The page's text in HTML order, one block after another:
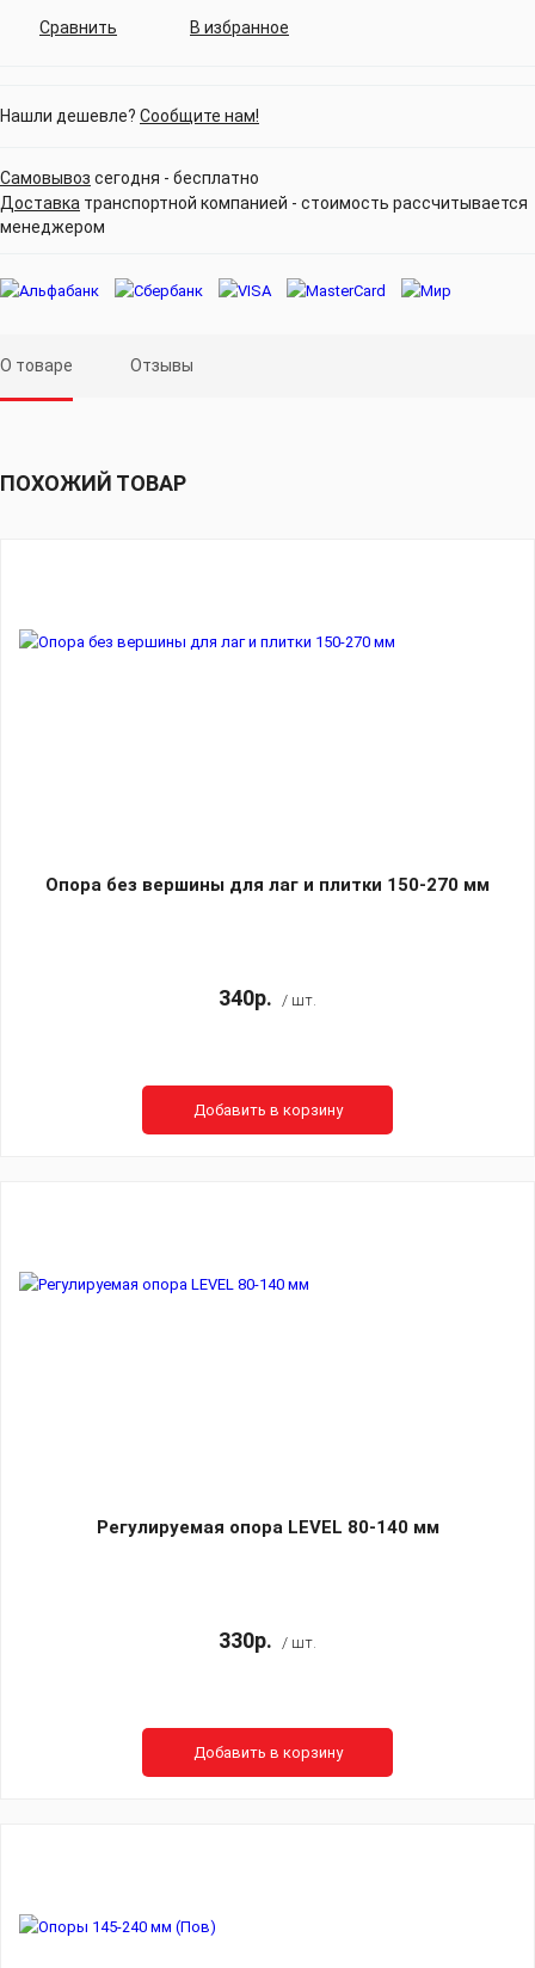
Сравнить В избранное
Нашли дешевле? Сообщите нам!
Самовывоз сегодня - бесплатно
Доставка транспортной компанией - стоимость рассчитывается
менеджером
О товаре Отзывы
ПОХОЖИЙ ТОВАР
Опора без вершины для лаг и плитки 150-270 мм
340р. / шт.
Добавить в корзину
Регулируемая опора LEVEL 80-140 мм
330р. / шт.
Добавить в корзину